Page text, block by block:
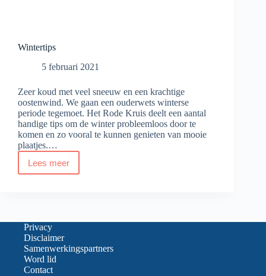
Wintertips
5 februari 2021
Zeer koud met veel sneeuw en een krachtige
oostenwind. We gaan een ouderwets winterse
periode tegemoet. Het Rode Kruis deelt een aantal
handige tips om de winter probleemloos door te
komen en zo vooral te kunnen genieten van mooie
plaatjes.…
Lees meer
Wintertips
Privacy
Disclaimer
Samenwerkingspartners
Word lid
Contact